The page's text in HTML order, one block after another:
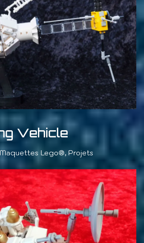
Vehicle
Maquettes Lego®, Projets